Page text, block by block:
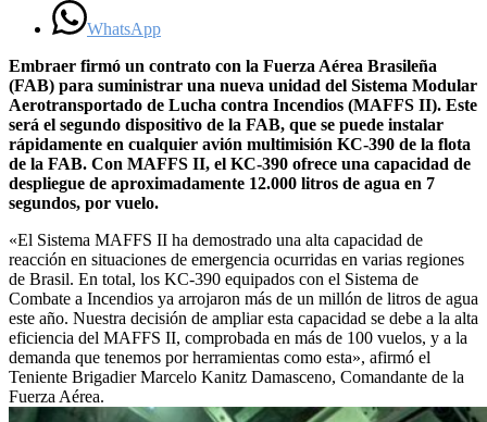
WhatsApp
Embraer firmó un contrato con la Fuerza Aérea Brasileña
(FAB) para suministrar una nueva unidad del Sistema Modular
Aerotransportado de Lucha contra Incendios (MAFFS II). Este
será el segundo dispositivo de la FAB, que se puede instalar
rápidamente en cualquier avión multimisión KC-390 de la flota
de la FAB. Con MAFFS II, el KC-390 ofrece una capacidad de
despliegue de aproximadamente 12.000 litros de agua en 7
segundos, por vuelo.
«El Sistema MAFFS II ha demostrado una alta capacidad de
reacción en situaciones de emergencia ocurridas en varias regiones
de Brasil. En total, los KC-390 equipados con el Sistema de
Combate a Incendios ya arrojaron más de un millón de litros de agua
este año. Nuestra decisión de ampliar esta capacidad se debe a la alta
eficiencia del MAFFS II, comprobada en más de 100 vuelos, y a la
demanda que tenemos por herramientas como esta», afirmó el
Teniente Brigadier Marcelo Kanitz Damasceno, Comandante de la
Fuerza Aérea.